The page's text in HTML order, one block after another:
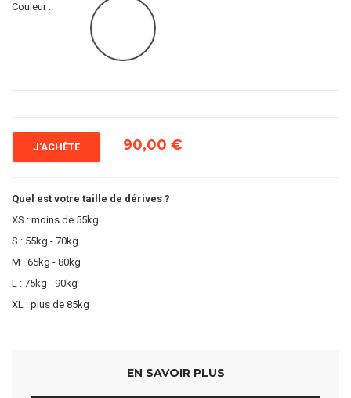
Couleur :
J'ACHÈTE 90,00 €
Quel est votre taille de dérives ?
XS : moins de 55kg
S : 55kg - 70kg
M : 65kg - 80kg
L : 75kg - 90kg
XL : plus de 85kg
EN SAVOIR PLUS